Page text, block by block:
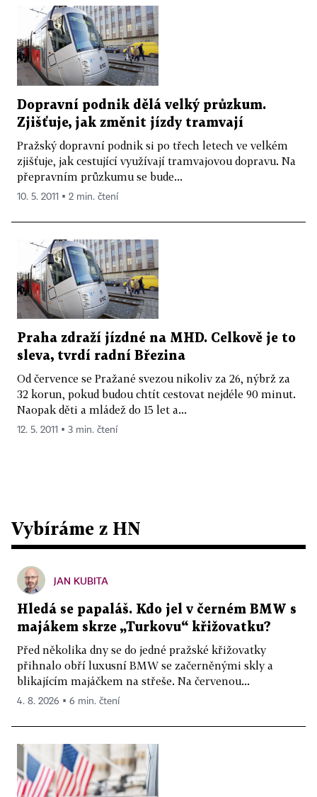
Dopravní podnik dělá velký průzkum.
Zjišťuje, jak změnit jízdy tramvají
Pražský dopravní podnik si po třech letech ve velkém
zjišťuje, jak cestující využívají tramvajovou dopravu. Na
přepravním průzkumu se bude...
10. 5. 2011 ▪ 2 min. čtení
Praha zdraží jízdné na MHD. Celkově je to
sleva, tvrdí radní Březina
Od července se Pražané svezou nikoliv za 26, nýbrž za
32 korun, pokud budou chtít cestovat nejdéle 90 minut.
Naopak děti a mládež do 15 let a...
12. 5. 2011 ▪ 3 min. čtení
Vybíráme z HN
JAN KUBITA
Hledá se papaláš. Kdo jel v černém BMW s
majákem skrze „Turkovu“ křižovatku?
Před několika dny se do jedné pražské křižovatky
přihnalo obří luxusní BMW se začerněnými skly a
blikajícím majáčkem na střeše. Na červenou...
4. 8. 2026 ▪ 6 min. čtení